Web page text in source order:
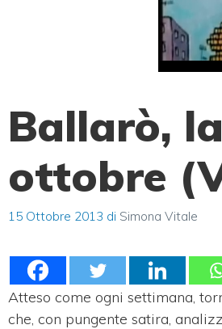
Ballarò,
ottobre
15 Ottobre 2013 di Simona Vitale
Atteso come ogni settimana,
che, con pungente satira,